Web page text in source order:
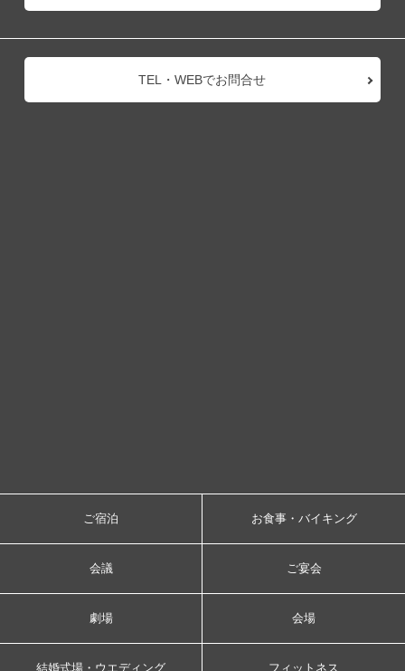
TEL・WEBでお問合せ
ご宿泊 お食事・バイキング
会議 ご宴会
劇場 会場
結婚式場・ウエディング フィットネス